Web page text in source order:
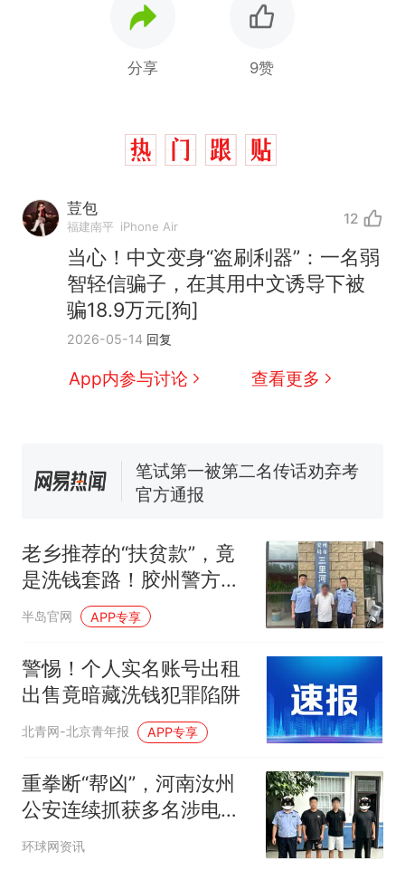
分享 9赞
荳包
福建南平 iPhone Air 12
当心！中文变身“盗刷利器”：一名弱
智轻信骗子，在其用中文诱导下被
骗18.9万元[狗]
2026-05-14 回复
App内参与讨论 查看更多
热
那个在床头放菜刀的女孩，
因老师一句“跟我回家”改写了
人生
新 制裁瓜子饺子，美国怕什
么？
费大厨“全国小炒肉大王”称
号，仅凭视频评出？中国烹饪
协会回应
男子上山采菌偶然发现鸡枞菌
来源：参考消息）
笔试第一被第二名传话劝弃考
官方通报
因老师一句“跟我回家”改写了
人生
老乡推荐的“扶贫款”，竟
是洗钱套路！胶州警方成
功追回百万元资金
半岛官网 APP专享
警惕！个人实名账号出租
出售竟暗藏洗钱犯罪陷阱
北青网-北京青年报 APP专享
重拳断“帮凶”，河南汝州
公安连续抓获多名涉电诈
违法人员！
环球网资讯